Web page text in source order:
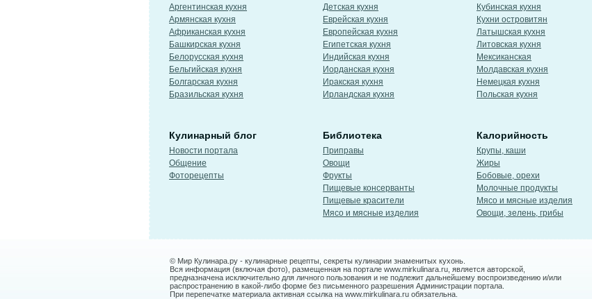
Аргентинская кухня
Армянская кухня
Африканская кухня
Башкирская кухня
Белорусская кухня
Бельгийская кухня
Болгарская кухня
Бразильская кухня
Детская кухня
Еврейская кухня
Европейская кухня
Египетская кухня
Индийская кухня
Иорданская кухня
Иракская кухня
Ирландская кухня
Кубинская кухня
Кухни островитян
Латышская кухня
Литовская кухня
Мексиканская
Молдавская кухня
Немецкая кухня
Польская кухня
Кулинарный блог
Новости портала
Общение
Фоторецепты
Библиотека
Приправы
Овощи
Фрукты
Пищевые консерванты
Пищевые красители
Мясо и мясные изделия
Калорийность
Крупы, каши
Жиры
Бобовые, орехи
Молочные продукты
Мясо и мясные изделия
Овощи, зелень, грибы
© Мир Кулинара.ру - кулинарные рецепты, секреты кулинарии знаменитых кухонь.
Вся информация (включая фото), размещенная на портале www.mirkulinara.ru, является авторской,
предназначена исключительно для личного пользования и не подлежит дальнейшему воспроизведению и/или
распространению в какой-либо форме без письменного разрешения Администрации портала.
При перепечатке материала активная ссылка на www.mirkulinara.ru обязательна.